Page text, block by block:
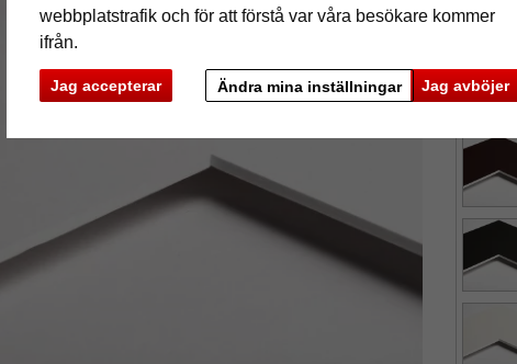
webbplatstrafik och för att förstå var våra besökare kommer
ifrån.
Jag accepterar Jag avböjer
Ändra mina inställningar
färg: